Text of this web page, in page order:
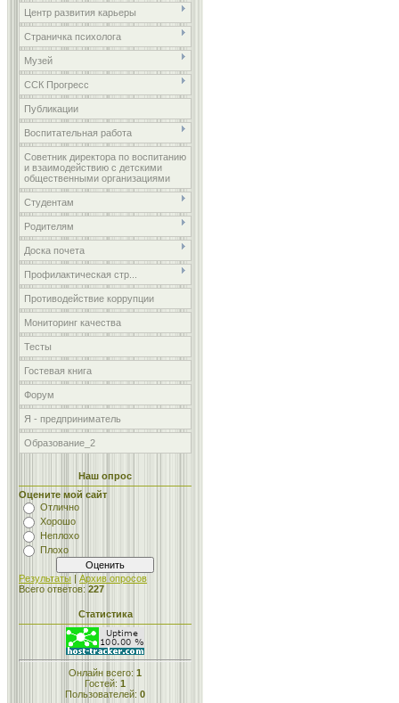
Центр развития карьеры
Страничка психолога
Музей
ССК Прогресс
Публикации
Воспитательная работа
Советник директора по воспитанию
и взаимодействию с детскими
общественными организациями
Студентам
Родителям
Доска почета
Профилактическая стр...
Противодействие коррупции
Мониторинг качества
Тесты
Гостевая книга
Форум
Я - предприниматель
Образование_2
Наш опрос
Оцените мой сайт
Отлично
Хорошо
Неплохо
Плохо
Результаты | Архив опросов
Всего ответов: 227
Статистика
Онлайн всего: 1
Гостей: 1
Пользователей: 0